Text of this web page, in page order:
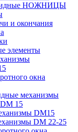
НОЖНИЦЫ
и окончания
элементы
окна
механизмы
15
DM15
DM 22-25